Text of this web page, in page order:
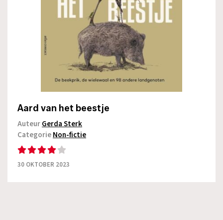
Aard van het beestje
AuteurGerda Sterk
CategorieNon-fictie
30 OKTOBER 2023